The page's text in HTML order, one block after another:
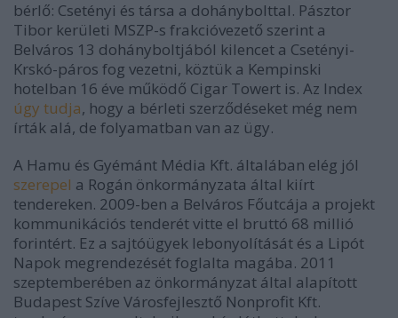
bérlő: Csetényi és társa a dohánybolttal. Pásztor
Tibor kerületi MSZP-s frakcióvezető szerint a
Belváros 13 dohányboltjából kilencet a Csetényi-
Krskó-páros fog vezetni, köztük a Kempinski
hotelban 16 éve működő Cigar Towert is. Az Index
úgy tudja, hogy a bérleti szerződéseket még nem
írták alá, de folyamatban van az ügy.
A Hamu és Gyémánt Média Kft. általában elég jól
szerepel a Rogán önkormányzata által kiírt
tendereken. 2009-ben a Belváros Főutcája a projekt
kommunikációs tenderét vitte el bruttó 68 millió
forintért. Ez a sajtóügyek lebonyolítását és a Lipót
Napok megrendezését foglalta magába. 2011
szeptemberében az önkormányzat által alapított
Budapest Szíve Városfejlesztő Nonprofit Kft.